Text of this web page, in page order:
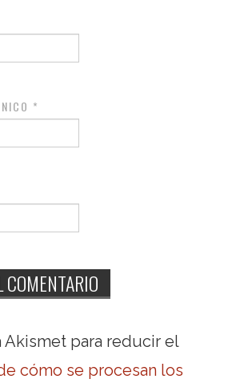
*
Akismet para reducir el
cómo se procesan los